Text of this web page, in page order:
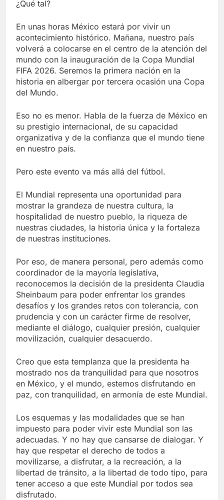
¿Qué tal?
En unas horas México estará por vivir un
acontecimiento histórico. Mañana, nuestro país
volverá a colocarse en el centro de la atención del
mundo con la inauguración de la Copa Mundial
FIFA 2026. Seremos la primera nación en la
historia en albergar por tercera ocasión una Copa
del Mundo.
Eso no es menor. Habla de la fuerza de México en
su prestigio internacional, de su capacidad
organizativa y de la confianza que el mundo tiene
en nuestro país.
Pero este evento va más allá del fútbol.
El Mundial representa una oportunidad para
mostrar la grandeza de nuestra cultura, la
hospitalidad de nuestro pueblo, la riqueza de
nuestras ciudades, la historia única y la fortaleza
de nuestras instituciones.
Por eso, de manera personal, pero además como
coordinador de la mayoría legislativa,
reconocemos la decisión de la presidenta Claudia
Sheinbaum para poder enfrentar los grandes
desafíos y los grandes retos con tolerancia, con
prudencia y con un carácter firme de resolver,
mediante el diálogo, cualquier presión, cualquier
movilización, cualquier desacuerdo.
Creo que esta templanza que la presidenta ha
mostrado nos da tranquilidad para que nosotros
en México, y el mundo, estemos disfrutando en
paz, con tranquilidad, en armonía de este Mundial.
Los esquemas y las modalidades que se han
impuesto para poder vivir este Mundial son las
adecuadas. Y no hay que cansarse de dialogar. Y
hay que respetar el derecho de todos a
movilizarse, a disfrutar, a la recreación, a la
libertad de tránsito, a la libertad de todo tipo, para
tener acceso a que este Mundial por todos sea
disfrutado.